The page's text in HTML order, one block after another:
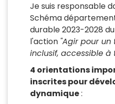
Je suis responsable
Schéma
durable 2023-2028
l'action "Agir pour un
inclusif, accessible à
4 orientations
inscrites pour
dynamique: